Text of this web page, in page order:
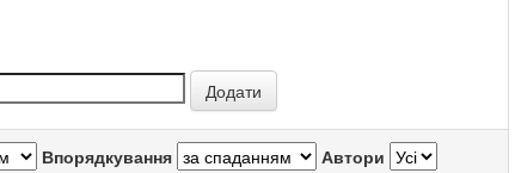
Впорядкування Автори